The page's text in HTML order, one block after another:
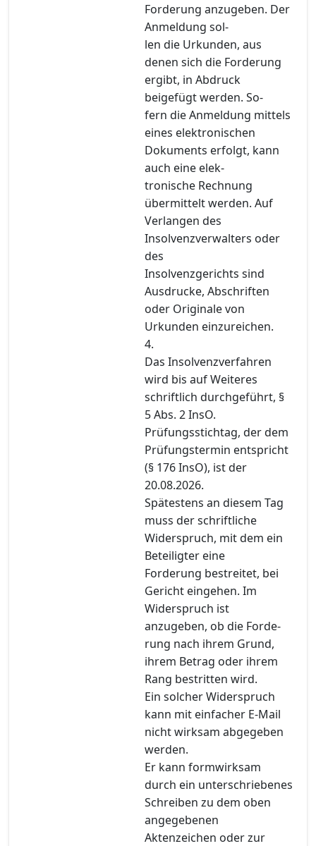
Forderung anzugeben. Der
Anmeldung sol-
len die Urkunden, aus
denen sich die Forderung
ergibt, in Abdruck
beigefügt werden. So-
fern die Anmeldung mittels
eines elektronischen
Dokuments erfolgt, kann
auch eine elek-
tronische Rechnung
übermittelt werden. Auf
Verlangen des
Insolvenzverwalters oder
des
Insolvenzgerichts sind
Ausdrucke, Abschriften
oder Originale von
Urkunden einzureichen.
4.
Das Insolvenzverfahren
wird bis auf Weiteres
schriftlich durchgeführt, §
5 Abs. 2 InsO.
Prüfungsstichtag, der dem
Prüfungstermin entspricht
(§ 176 InsO), ist der
20.08.2026.
Spätestens an diesem Tag
muss der schriftliche
Widerspruch, mit dem ein
Beteiligter eine
Forderung bestreitet, bei
Gericht eingehen. Im
Widerspruch ist
anzugeben, ob die Forde-
rung nach ihrem Grund,
ihrem Betrag oder ihrem
Rang bestritten wird.
Ein solcher Widerspruch
kann mit einfacher E-Mail
nicht wirksam abgegeben
werden.
Er kann formwirksam
durch ein unterschriebenes
Schreiben zu dem oben
angegebenen
Aktenzeichen oder zur